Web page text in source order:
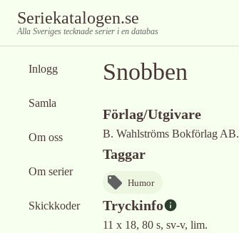
Seriekatalogen.se
Alla Sveriges tecknade serier i en databas
Inlogg
Samla
Om oss
Om serier
Skickkoder
Snobben
Förlag/Utgivare
B. Wahlströms Bokförlag AB.
Taggar
Humor
Tryckinfo
11 x 18, 80 s, sv-v, lim.